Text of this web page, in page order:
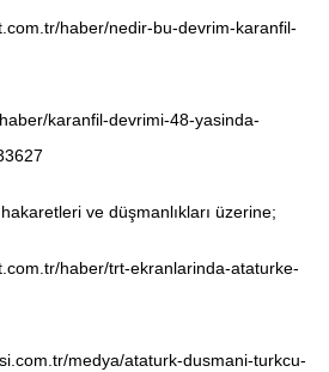
haber/nedir-bu-devrim-karanfil-
karanfil-devrimi-48-yasinda-
ve düşmanlıkları üzerine;
haber/trt-ekranlarinda-ataturke-
medya/ataturk-dusmani-turkcu-